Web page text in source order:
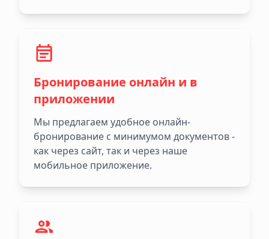
Бронирование онлайн и в
приложении
Мы предлагаем удобное онлайн-
бронирование с минимумом документов -
как через сайт, так и через наше
мобильное приложение.